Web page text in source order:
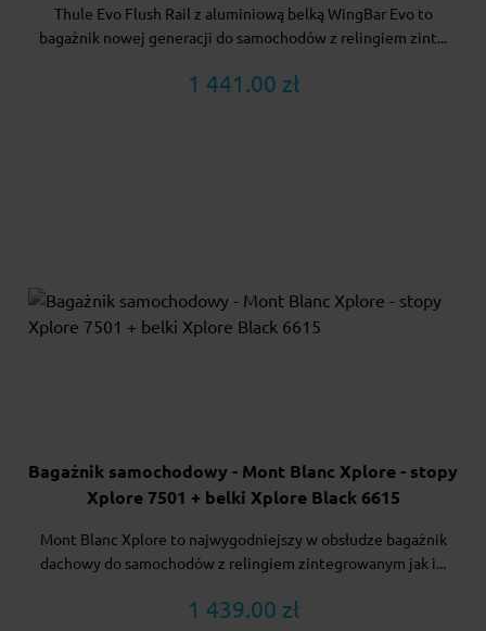
Thule Evo Flush Rail z aluminiową belką WingBar Evo to
bagażnik nowej generacji do samochodów z relingiem zint...
1 441.00 zł
Bagażnik samochodowy - Mont Blanc Xplore - stopy
Xplore 7501 + belki Xplore Black 6615
Mont Blanc Xplore to najwygodniejszy w obsłudze bagażnik
dachowy do samochodów z relingiem zintegrowanym jak i...
1 439.00 zł